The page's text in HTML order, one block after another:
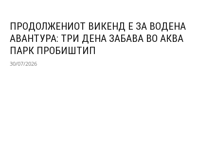
ПРОДОЛЖЕНИОТ ВИКЕНД Е ЗА ВОДЕНА
АВАНТУРА: ТРИ ДЕНА ЗАБАВА ВО АКВА
ПАРК ПРОБИШТИП
30/07/2026